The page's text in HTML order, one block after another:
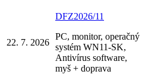
22. 7. 2026
DFZ2026/11
PC, monitor, operačný
systém WN11-SK,
Antivírus software,
myš + doprava